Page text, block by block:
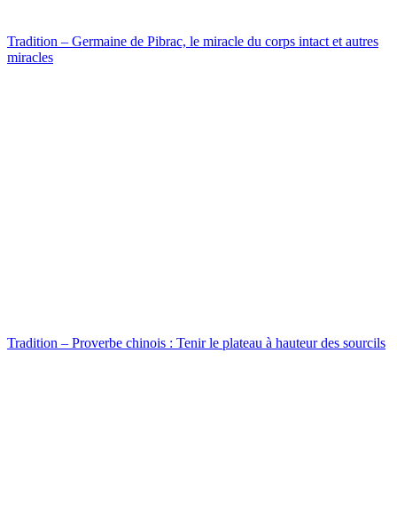
Tradition – Germaine de Pibrac, le miracle du corps intact et autres
miracles
Tradition – Proverbe chinois : Tenir le plateau à hauteur des sourcils